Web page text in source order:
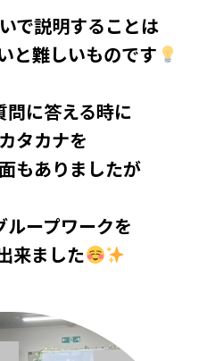
で説明することは
と難しいものです
問に答える時に
タカナを
もありましたが
ープワークを
来ました